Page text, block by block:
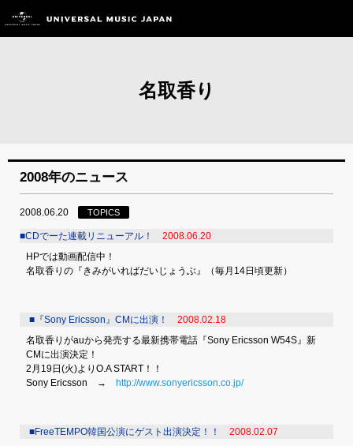
名取香り
2008年のニュース
2008.06.20 TOPICS
■CDでーた連載リニューアル！
2008.06.20
HPでは動画配信中！
名取香りの『きみがいればだいじょうぶ』（毎月14日頃更新）
■『Sony Ericsson』CMに出演！
2008.02.18
名取香りがauから発売する最新携帯電話『Sony Ericsson W54S』新
CMに出演決定！
2月19日(火)よりO.A START！！
Sony Ericsson →
http://www.sonyericsson.co.jp/
■FreeTEMPO韓国公演にゲスト出演決定！！
2008.02.07